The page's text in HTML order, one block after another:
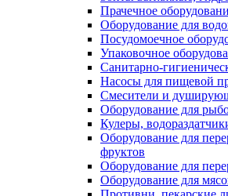
Прачечное
Оборудование для
Посудомоечное
Упаковочное
Санитарно-
Насосы для пищевой
Смесители и
Оборудование для
Кулеры,
Оборудование для
фруктов
Оборудование для
Оборудование для